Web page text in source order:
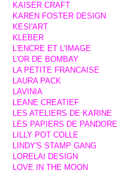
KAISER CRAFT
KAREN FOSTER DESIGN
KESI'ART
KLEBER
L'ENCRE ET L'IMAGE
L'OR DE BOMBAY
LA PETITE FRANCAISE
LAURA PACK
LAVINIA
LEANE CREATIEF
LES ATELIERS DE KARINE
LES PAPIERS DE PANDORE
LILLY POT COLLE
LINDY'S STAMP GANG
LORELAI DESIGN
LOVE IN THE MOON